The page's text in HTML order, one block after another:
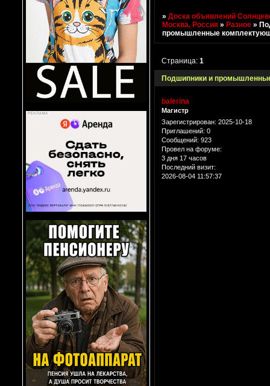
»Доска объявлений
Москва, Россия »Разное »
промышленные
Подшипники и
Страница:1
balerina
Магистр
Зарегистрирован: 2025-10-18
Приглашений: 0
Сообщений: 923
Провел на форуме:
3 дня 17 часов
Последний визит:
2026-08-04 11:57:37